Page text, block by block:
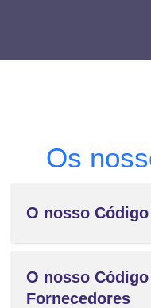
Os
O nosso
O nosso
Fornecedores